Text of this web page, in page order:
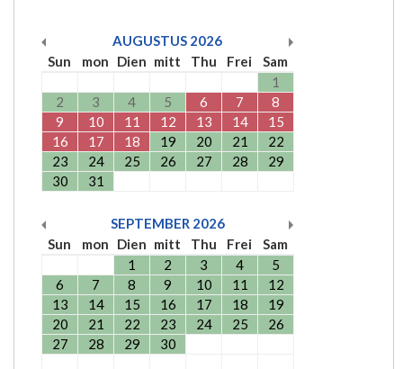
AUGUSTUS 2026
Sun
mon Dien mitt Thu Frei
Sam
1
2
3 4 5 6 7
8
9
10 11 12 13 14
15
16
17 18 19 20 21
22
23
24 25 26 27 28
29
30
31
SEPTEMBER 2026
Sun
mon Dien mitt Thu Frei
Sam
1
2 3 4
5
6
7 8 9 10 11
12
13
14 15 16 17 18
19
20
21 22 23 24 25
26
27
28 29 30